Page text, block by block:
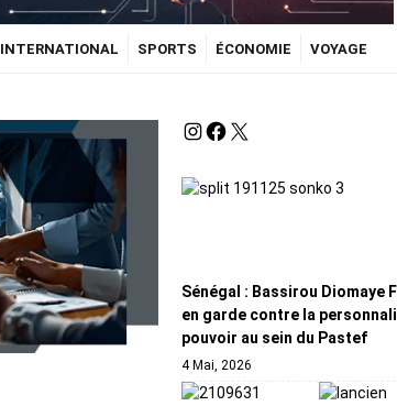
INTERNATIONAL SPORTS ÉCONOMIE VOYAGE
Sénégal : Bassirou Diomaye
en garde contre la
pouvoir au sein du Pastef
4 Mai, 2026